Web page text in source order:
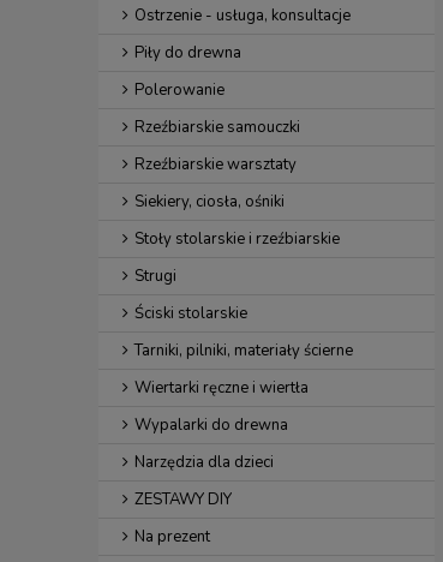
Ostrzenie - usługa, konsultacje
Piły do drewna
Polerowanie
Rzeźbiarskie samouczki
Rzeźbiarskie warsztaty
Siekiery, ciosła, ośniki
Stoły stolarskie i rzeźbiarskie
Strugi
Ściski stolarskie
Tarniki, pilniki, materiały ścierne
Wiertarki ręczne i wiertła
Wypalarki do drewna
Narzędzia dla dzieci
ZESTAWY DIY
Na prezent